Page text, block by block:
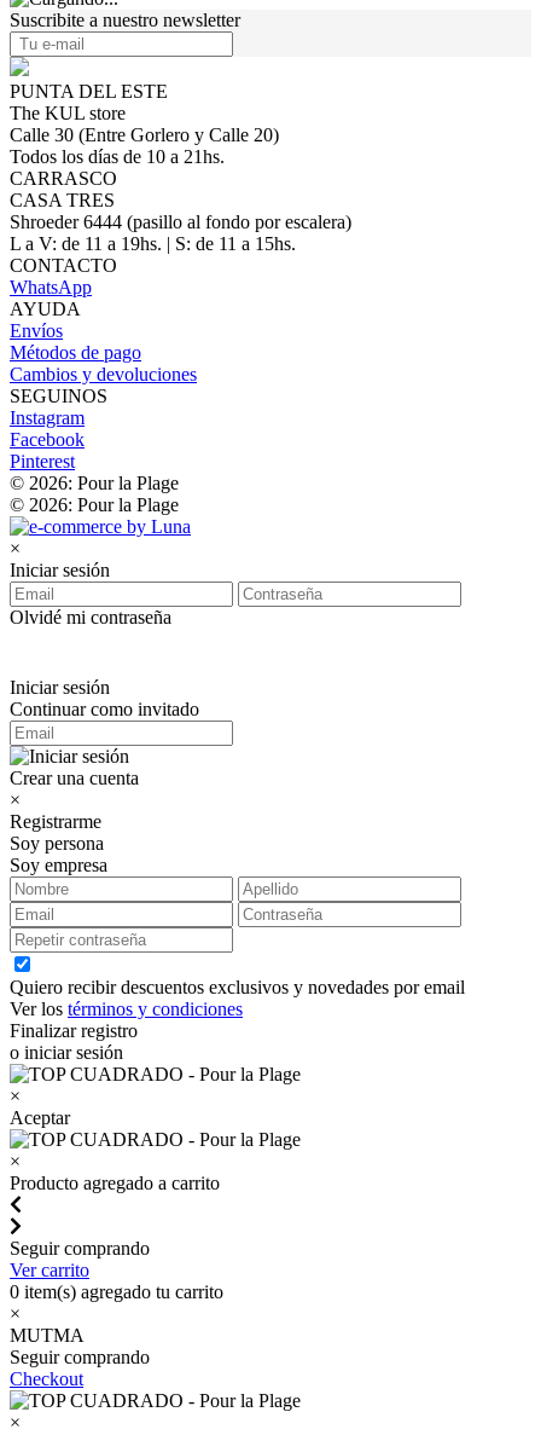
Suscribite a nuestro newsletter
PUNTA DEL ESTE
The KUL store
Calle 30 (Entre Gorlero y Calle 20)
Todos los días de 10 a 21hs.
CARRASCO
CASA TRES
Shroeder 6444 (pasillo al fondo por escalera)
L a V: de 11 a 19hs. | S: de 11 a 15hs.
CONTACTO
WhatsApp
AYUDA
Envíos
Métodos de pago
Cambios y devoluciones
SEGUINOS
Instagram
Facebook
Pinterest
© 2026: Pour la Plage
© 2026: Pour la Plage
×
Iniciar sesión
Olvidé mi contraseña
Iniciar sesión
Continuar como invitado
Crear una cuenta
×
Registrarme
Soy persona
Soy empresa
Quiero recibir descuentos exclusivos y novedades por email
Ver los términos y condiciones
Finalizar registro
o iniciar sesión
×
Aceptar
×
Producto agregado a carrito
Seguir comprando
Ver carrito
0 item(s) agregado tu carrito
×
MUTMA
Seguir comprando
Checkout
×